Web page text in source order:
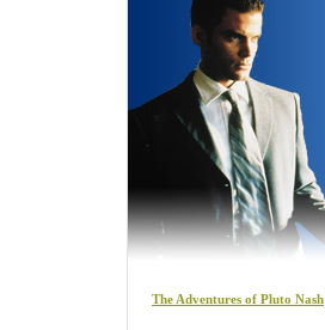
The Adventures of Pluto Nash